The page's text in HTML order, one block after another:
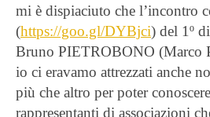
mi è dispiaciuto che l’incontro
(https://goo.gl/DYBjci) del 1º
Bruno PIETROBONO (Marco
io ci eravamo attrezzati anche
più che altro per poter
rappresentanti di associazioni